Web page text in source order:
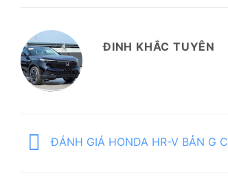
ĐINH KHẮC TUYÊN
ĐÁNH GIÁ HONDA HR-V BẢN G